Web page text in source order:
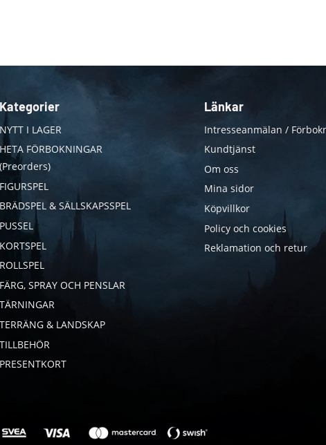
Kategorier
NYTT I LAGER
HETA FÖRBOKNINGAR
(Preorders)
FIGURSPEL
BRÄDSPEL & SÄLLSKAPSSPEL
PUSSEL
KORTSPEL
ROLLSPEL
FÄRG, SPRAY OCH PENSLAR
TÄRNINGAR
TERRÄNG & LANDSKAP
TILLBEHÖR
PRESENTKORT
Länkar
Intresseanmälan /
Kundtjänst
Om oss
Mina sidor
Köpvillkor
Policy och cookies
Reklamation och retur